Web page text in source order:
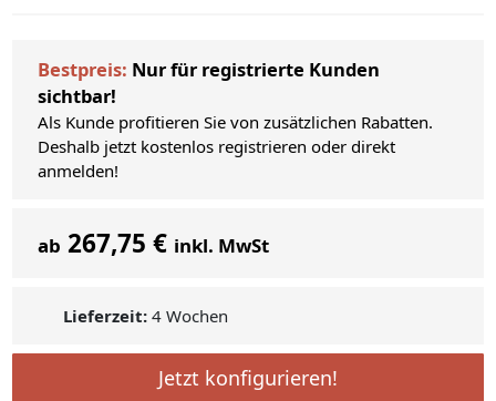
Bestpreis: Nur für registrierte Kunden
sichtbar!
Als Kunde profitieren Sie von zusätzlichen Rabatten.
Deshalb jetzt kostenlos registrieren oder direkt
anmelden!
ab 267,75 € inkl. MwSt
Lieferzeit: 4 Wochen
Jetzt konfigurieren!